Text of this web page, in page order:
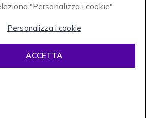
Condizioni di vendita
"Personalizza i cookie"
Personalizza i cookie
ACCETTA